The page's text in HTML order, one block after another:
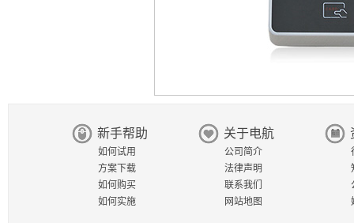
新手帮助
如何试用
方案下载
如何购买
如何实施
关于电航
公司简介
法律声明
联系我们
网站地图